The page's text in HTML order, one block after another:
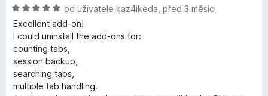
5
z
e
n
:
5
z
5
n
o
c
e
n
:
H
o
d
n
o
c
e
od uživatele kaz4ikeda před 3 měsíci
Excellent add-on!
I could uninstall the add-ons for:
counting tabs,
session backup,
searching tabs,
multiple tab handling.